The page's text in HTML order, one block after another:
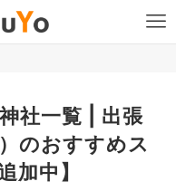
社一覧 | 出張
のおすすめス
加中】